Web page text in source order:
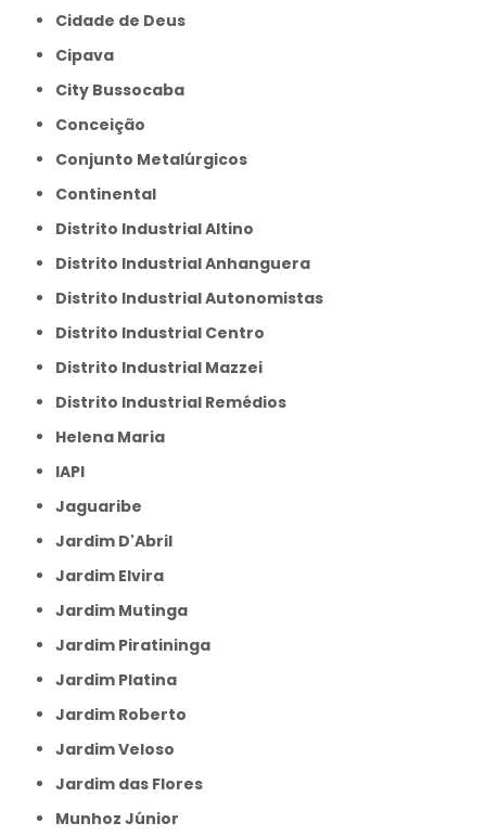
Cidade de Deus
Cipava
City Bussocaba
Conceição
Conjunto Metalúrgicos
Continental
Distrito Industrial Altino
Distrito Industrial Anhanguera
Distrito Industrial Autonomistas
Distrito Industrial Centro
Distrito Industrial Mazzei
Distrito Industrial Remédios
Helena Maria
IAPI
Jaguaribe
Jardim D'Abril
Jardim Elvira
Jardim Mutinga
Jardim Piratininga
Jardim Platina
Jardim Roberto
Jardim Veloso
Jardim das Flores
Munhoz Júnior